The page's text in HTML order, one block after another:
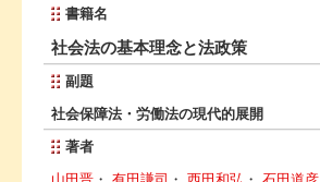
書籍名
社会法の基本理念と法政策
副題
社会保障法・労働法の現代的展開
著者